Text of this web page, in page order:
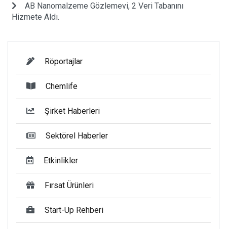
AB Nanomalzeme Gözlemevi, 2 Veri Tabanını
Hizmete Aldı.
Röportajlar
Chemlife
Şirket Haberleri
Sektörel Haberler
Etkinlikler
Fırsat Ürünleri
Start-Up Rehberi